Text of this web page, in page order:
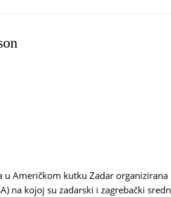
u Američkom kutku Zadar organizirana
na kojoj su zadarski i zagrebački sredn